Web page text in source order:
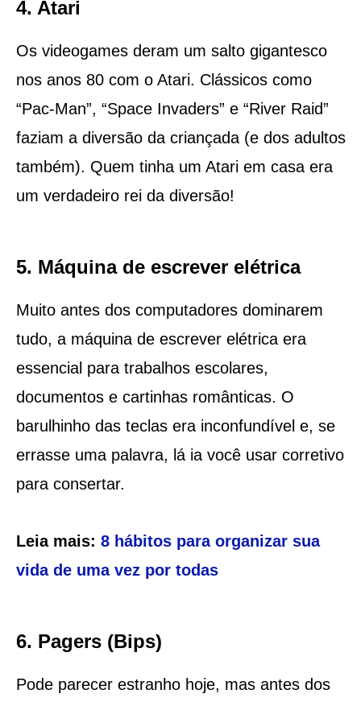
4. Atari
Os videogames deram um salto gigantesco
nos anos 80 com o Atari. Clássicos como
“Pac-Man”, “Space Invaders” e “River Raid”
faziam a diversão da criançada (e dos adultos
também). Quem tinha um Atari em casa era
um verdadeiro rei da diversão!
5. Máquina de escrever elétrica
Muito antes dos computadores dominarem
tudo, a máquina de escrever elétrica era
essencial para trabalhos escolares,
documentos e cartinhas românticas. O
barulhinho das teclas era inconfundível e, se
errasse uma palavra, lá ia você usar corretivo
para consertar.
Leia mais: 8 hábitos para organizar sua
vida de uma vez por todas
6. Pagers (Bips)
Pode parecer estranho hoje, mas antes dos